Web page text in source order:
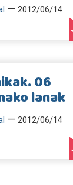
— 2012/06/14
06
lanak
— 2012/06/14